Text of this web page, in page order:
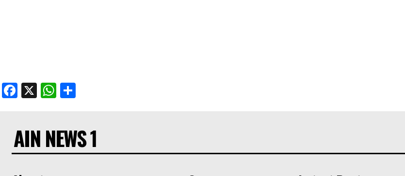
Facebook
X WhatsApp
AIN NEWS 1